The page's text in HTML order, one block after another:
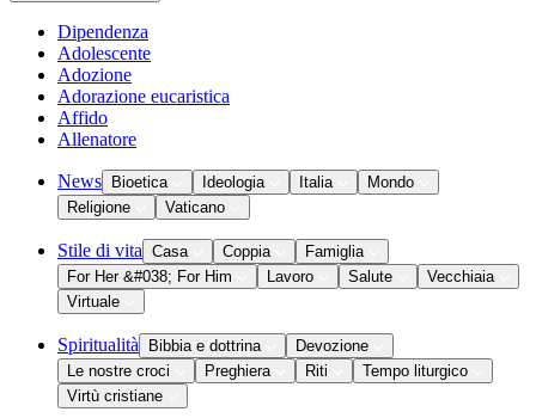
Dipendenza
Adolescente
Adozione
Adorazione eucaristica
Affido
Allenatore
News Bioetica Ideologia Italia
Mondo
Religione
Vaticano
Stile di vita Casa Coppia
Famiglia
For Her &#038; For Him
Lavoro Salute
Vecchiaia
Virtuale
Spiritualità Bibbia e dottrina
Devozione
Le nostre croci
Preghiera Riti
Tempo liturgico
Virtù cristiane